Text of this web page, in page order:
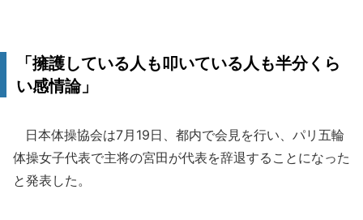
「擁護している人も叩いている人も半分くら
い感情論」
日本体操協会は7月19日、都内で会見を行い、パリ五輪
体操女子代表で主将の宮田が代表を辞退することになった
と発表した。